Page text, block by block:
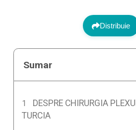
Distribuie
Sumar
DESPRE CHIRURGIA
TURCIA